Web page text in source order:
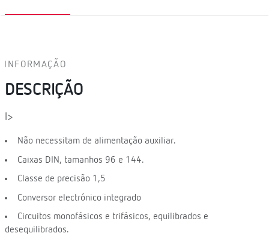
INFORMAÇÃO
DESCRIÇÃO
l>
Não necessitam de alimentação auxiliar.
Caixas DIN, tamanhos 96 e 144.
Classe de precisão 1,5
Conversor electrónico integrado
Circuitos monofásicos e trifásicos, equilibrados e
desequilibrados.